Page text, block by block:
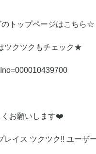
トップページはこちら☆
ツクツクもチェック★
くお願いします❤️
レイス ツクツク!! ユーザ